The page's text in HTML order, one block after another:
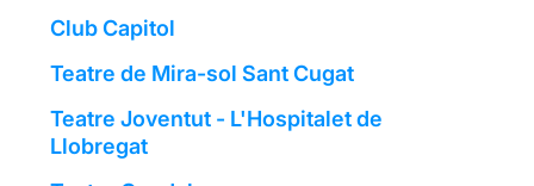
Club Capitol
Teatre de Mira-sol Sant Cugat
Teatre Joventut - L'Hospitalet de
Llobregat